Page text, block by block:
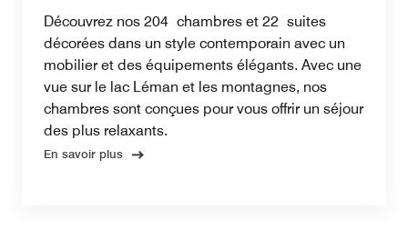
Découvrez nos 204 chambres et 22 suites
décorées dans un style contemporain avec un
mobilier et des équipements élégants. Avec une
vue sur le lac Léman et les montagnes, nos
chambres sont conçues pour vous offrir un séjour
des plus relaxants.
En savoir plus